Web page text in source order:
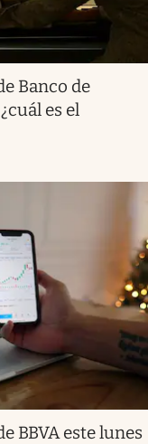
Banco de
es el
BBVA este lunes